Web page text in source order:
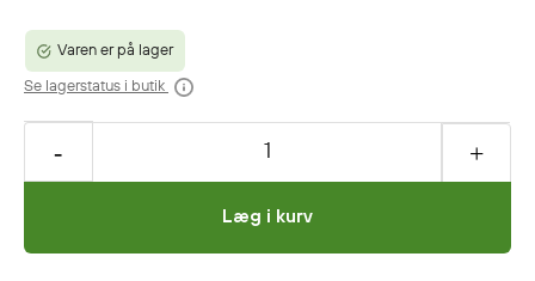
Varen er på lager
Se lagerstatus i butik
Læg i kurv